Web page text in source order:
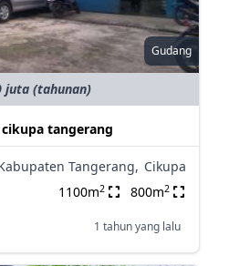
Gudang
juta (tahunan)
tangerang
Tangerang, Cikupa
1100m2 800m2
1 tahun yang lalu